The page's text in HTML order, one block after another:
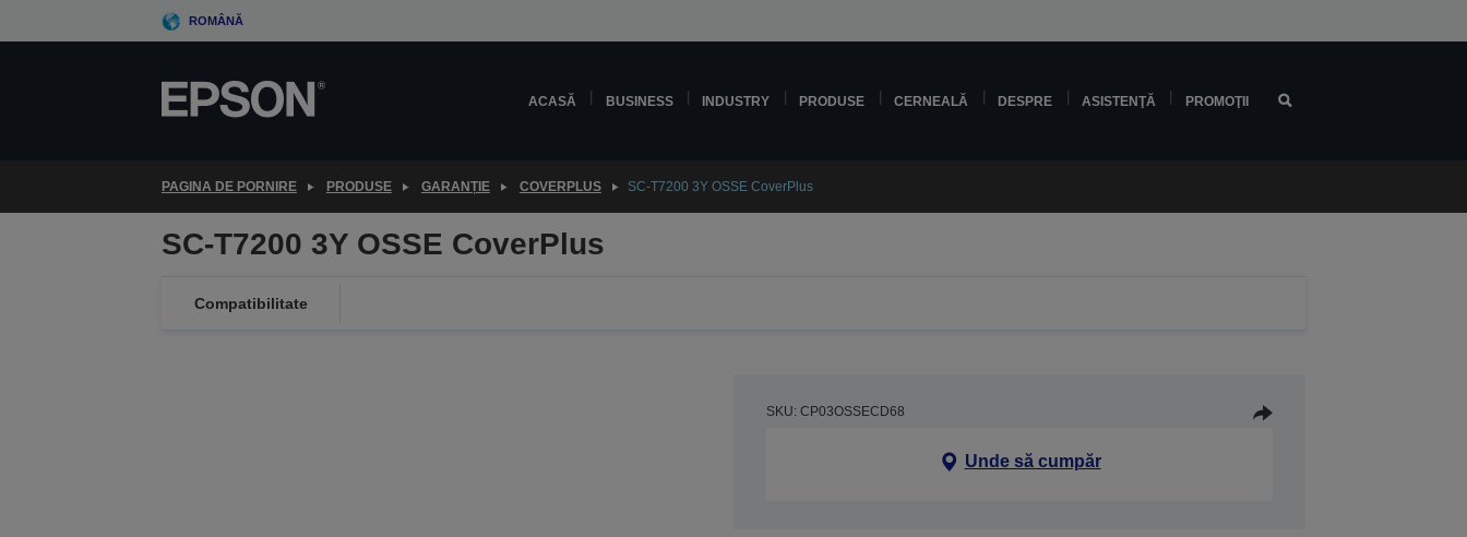
to
ROMÂNĂ
ACASĂ BUSINESS INDUSTRY PRODUSE CERNEALĂ DESPRE ASISTENŢĂ PROMOŢII
PAGINA DE PORNIRE PRODUSE GARANȚIE COVERPLUS SC-T7200 3Y OSSE CoverPlus
SC-T7200 3Y OSSE CoverPlus
Compatibilitate
SKU: CP03OSSECD68
Unde să cumpăr